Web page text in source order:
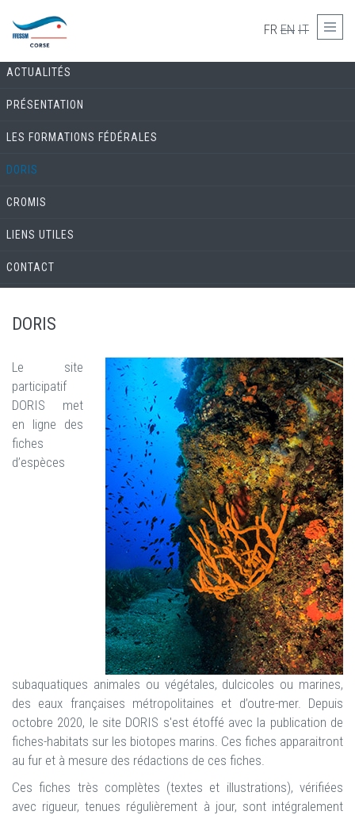
FR EN IT
COMMISSION ENVIRONNEMENT & BIOLOGIE
ACTUALITÉS
PRÉSENTATION
LES FORMATIONS FÉDÉRALES
DORIS
CROMIS
LIENS UTILES
CONTACT
DORIS
Le site
participatif
DORIS met
en ligne des
fiches
d’espèces
subaquatiques animales ou végétales, dulcicoles ou marines,
des eaux françaises métropolitaines et d’outre-mer. Depuis
octobre 2020, le site DORIS s'est étoffé avec la publication de
fiches-habitats sur les biotopes marins. Ces fiches apparaitront
au fur et à mesure des rédactions de ces fiches.
Ces fiches très complètes (textes et illustrations), vérifiées
avec rigueur, tenues régulièrement à jour, sont intégralement